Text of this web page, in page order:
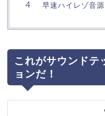
早速ハイレゾ音
これがサウンドテ
ョンだ！